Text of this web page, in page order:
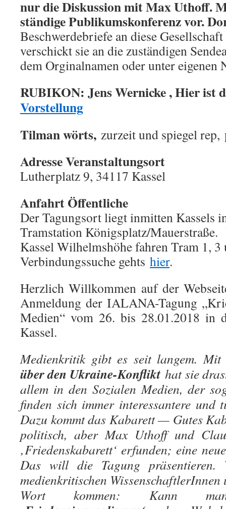
nur die Diskussion mit Max Uthoff.
ständige Publikumskonferenz vor.
Beschwerdebriefe an diese
verschickt sie an die zuständigen
dem Orginalnamen oder unter eigenen
RUBIKON: Jens Wernicke , Hier ist
Vorstellung
Tilman wörts, zurzeit und spiegel rep,
Adresse Veranstaltungsort
Lutherplatz 9, 34117 Kassel
Anfahrt Öffentliche
Der Tagungsort liegt inmitten Kassels
Tramstation Königsplatz/
Kassel Wilhelmshöhe fahren Tram 1,
Verbindungssuche gehts hier.
Herzlich Willkommen auf der
Anmeldung der IALANA-Tagung
Medien“ vom 26. bis 28.01.2018 in
Kassel.
Medienkritik gibt es seit langem.
über den Ukraine-Konflikthat sie
allem in den Sozialen Medien, der
finden sich immer interessantere und
Dazu kommt das Kabarett — Gutes
politisch, aber Max Uthoff und
‚Friedenskabarett‘ erfunden; eine
Das will die Tagung
medienkritischen
Wort kommen: Kann